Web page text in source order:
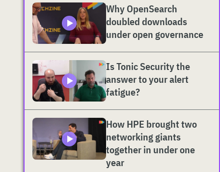
Why OpenSearch
doubled downloads
under open governance
Is Tonic Security the
answer to your alert
fatigue?
How HPE brought two
networking giants
together in under one
year